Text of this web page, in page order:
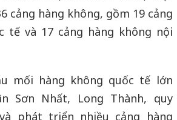
cảng hàng không, gồm 19 cảng
tế và 17 cảng hàng không nội
mối hàng không quốc tế lớn
Sơn Nhất, Long Thành, quy
phát triển nhiều cảng hàng